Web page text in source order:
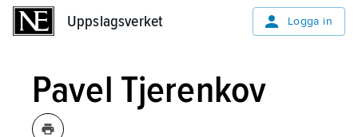
Uppslagsverket Logga in
Pavel Tjerenkov